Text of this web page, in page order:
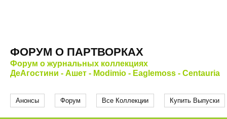
ФОРУМ О ПАРТВОРКАХ
Форум о журнальных коллекциях
ДеАгостини - Ашет - Modimio - Eaglemoss - Centauria
Анонсы Форум Все Коллекции Купить Выпуски